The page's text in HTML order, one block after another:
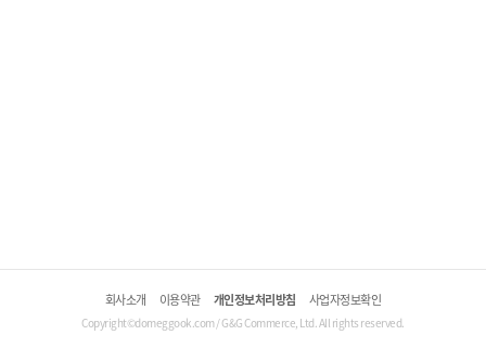
회사소개 이용약관 개인정보처리방침 사업자정보확인
Copyright©domeggook.com / G&G Commerce, Ltd. All rights reserved.